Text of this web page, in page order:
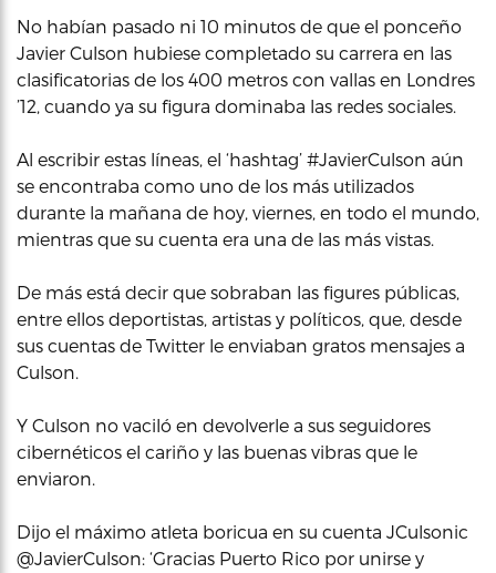
No habían pasado ni 10 minutos de que el ponceño
Javier Culson hubiese completado su carrera en las
clasificatorias de los 400 metros con vallas en Londres
’12, cuando ya su figura dominaba las redes sociales.
Al escribir estas líneas, el ‘hashtag’ #JavierCulson aún
se encontraba como uno de los más utilizados
durante la mañana de hoy, viernes, en todo el mundo,
mientras que su cuenta era una de las más vistas.
De más está decir que sobraban las figures públicas,
entre ellos deportistas, artistas y políticos, que, desde
sus cuentas de Twitter le enviaban gratos mensajes a
Culson.
Y Culson no vaciló en devolverle a sus seguidores
cibernéticos el cariño y las buenas vibras que le
enviaron.
Dijo el máximo atleta boricua en su cuenta JCulsonic